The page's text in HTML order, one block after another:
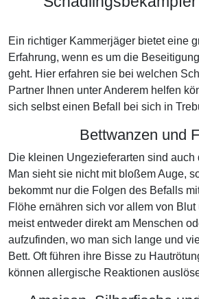
Ein richtiger Kammerjäger bietet eine
Erfahrung, wenn es um die
geht. Hier erfahren sie bei welchen
Partner Ihnen unter Anderem helfen
sich selbst einen Befall bei sich in
Bettwanzen und
Die kleinen Ungezieferarten sind auch
Man sieht sie nicht mit bloßem Auge,
bekommt nur die Folgen des Befalls
Flöhe ernähren sich vor allem von
meist entweder direkt am Menschen
aufzufinden, wo man sich lange und
Bett. Oft führen ihre Bisse zu
können allergische Reaktionen